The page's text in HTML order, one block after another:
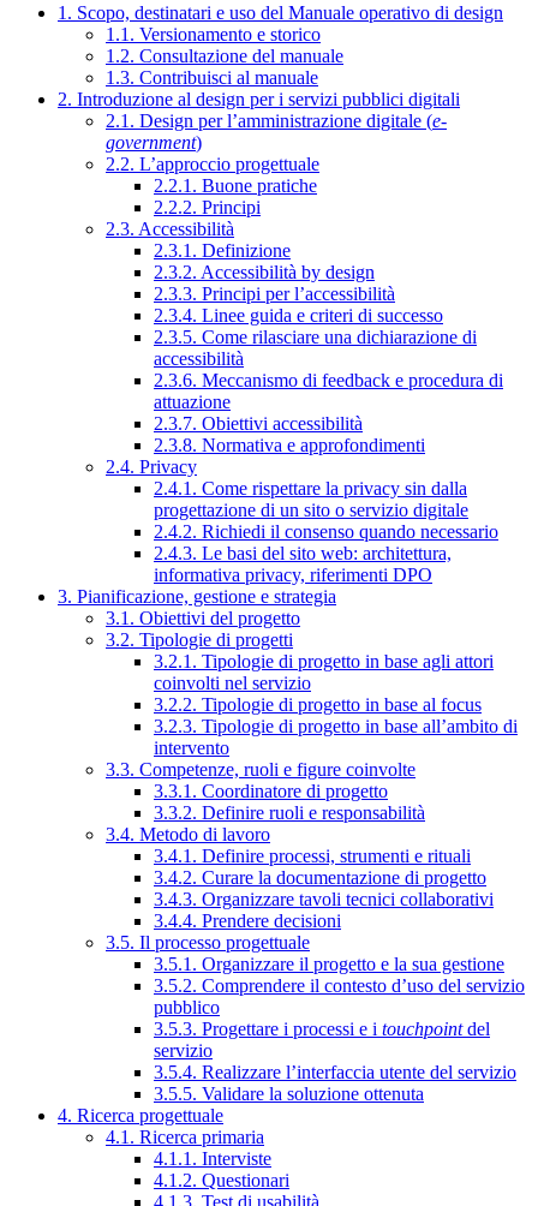
1. Scopo, destinatari e uso del Manuale operativo di design
1.1. Versionamento e storico
1.2. Consultazione del manuale
1.3. Contribuisci al manuale
2. Introduzione al design per i servizi pubblici digitali
2.1. Design per l’amministrazione digitale (e-
government)
2.2. L’approccio progettuale
2.2.1. Buone pratiche
2.2.2. Principi
2.3. Accessibilità
2.3.1. Definizione
2.3.2. Accessibilità by design
2.3.3. Principi per l’accessibilità
2.3.4. Linee guida e criteri di successo
2.3.5. Come rilasciare una dichiarazione di
accessibilità
2.3.6. Meccanismo di feedback e procedura di
attuazione
2.3.7. Obiettivi accessibilità
2.3.8. Normativa e approfondimenti
2.4. Privacy
2.4.1. Come rispettare la privacy sin dalla
progettazione di un sito o servizio digitale
2.4.2. Richiedi il consenso quando necessario
2.4.3. Le basi del sito web: architettura,
informativa privacy, riferimenti DPO
3. Pianificazione, gestione e strategia
3.1. Obiettivi del progetto
3.2. Tipologie di progetti
3.2.1. Tipologie di progetto in base agli attori
coinvolti nel servizio
3.2.2. Tipologie di progetto in base al focus
3.2.3. Tipologie di progetto in base all’ambito di
intervento
3.3. Competenze, ruoli e figure coinvolte
3.3.1. Coordinatore di progetto
3.3.2. Definire ruoli e responsabilità
3.4. Metodo di lavoro
3.4.1. Definire processi, strumenti e rituali
3.4.2. Curare la documentazione di progetto
3.4.3. Organizzare tavoli tecnici collaborativi
3.4.4. Prendere decisioni
3.5. Il processo progettuale
3.5.1. Organizzare il progetto e la sua gestione
3.5.2. Comprendere il contesto d’uso del servizio
pubblico
3.5.3. Progettare i processi e i touchpointdel
servizio
3.5.4. Realizzare l’interfaccia utente del servizio
3.5.5. Validare la soluzione ottenuta
4. Ricerca progettuale
4.1. Ricerca primaria
4.1.1. Interviste
4.1.2. Questionari
4.1.3. Test di usabilità